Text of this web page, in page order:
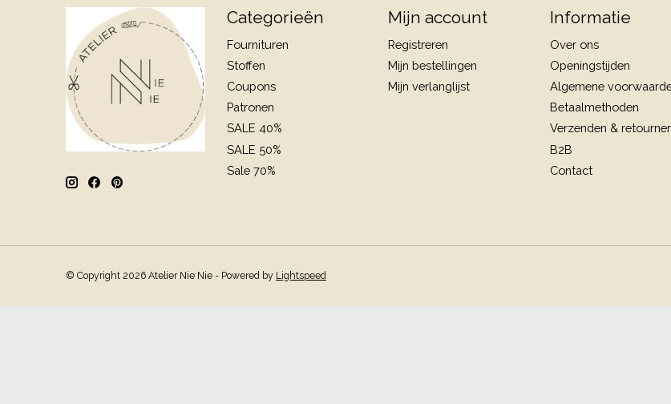
Categorieën
Fournituren
Stoffen
Coupons
Patronen
SALE 40%
SALE 50%
Sale 70%
Mijn account
Registreren
Mijn bestellingen
Mijn verlanglijst
Informatie
Over ons
Openingstijden
Algemene
Betaalmethoden
Verzenden &
B2B
Contact
© Copyright 2026 Atelier Nie Nie - Powered by Lightspeed